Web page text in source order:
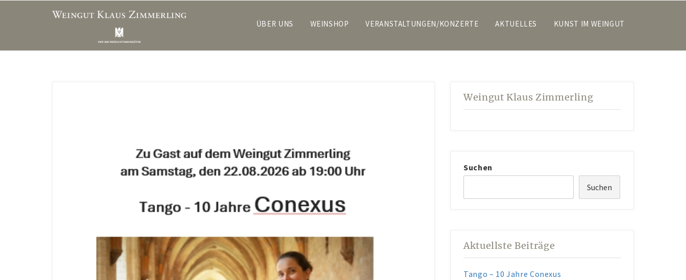
ÜBER UNS WEINSHOP VERANSTALTUNGEN/KONZERTE AKTUELLES KUNST IM WEINGUT
Weingut Klaus Zimmerling
Suchen
Suchen
Aktuellste Beiträge
Tango – 10 Jahre Conexus